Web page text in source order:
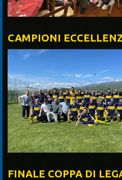
CAMPIONI
FINALE COPPA DI